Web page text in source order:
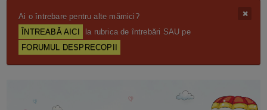
Ai o întrebare pentru alte mămici?
ÎNTREABĂ AICI
la rubrica de întrebări SAU pe
FORUMUL DESPRECOPII